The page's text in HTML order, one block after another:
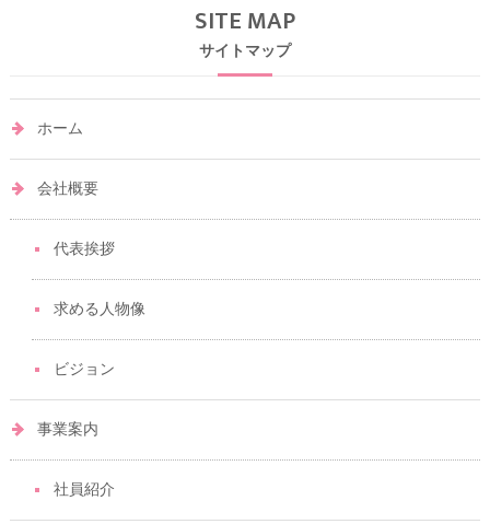
サイトマップ
SITE MAP
ホーム
会社概要
代表挨拶
求める人物像
ビジョン
事業案内
社員紹介